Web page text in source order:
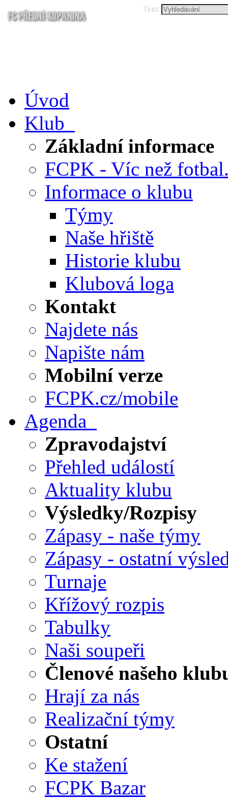
Text:
Úvod
Klub
Základní informace
FCPK - Víc než
Informace o klubu
Týmy
Naše hřiště
Historie klubu
Klubová loga
Kontakt
Najdete nás
Napište nám
Mobilní verze
FCPK.cz/mobile
Agenda
Zpravodajství
Přehled událostí
Aktuality klubu
Výsledky/Rozpisy
Zápasy - naše týmy
Zápasy - ostatní
Turnaje
Křížový rozpis
Tabulky
Naši soupeři
Členové našeho
Hrají za nás
Realizační týmy
Ostatní
Ke stažení
FCPK Bazar